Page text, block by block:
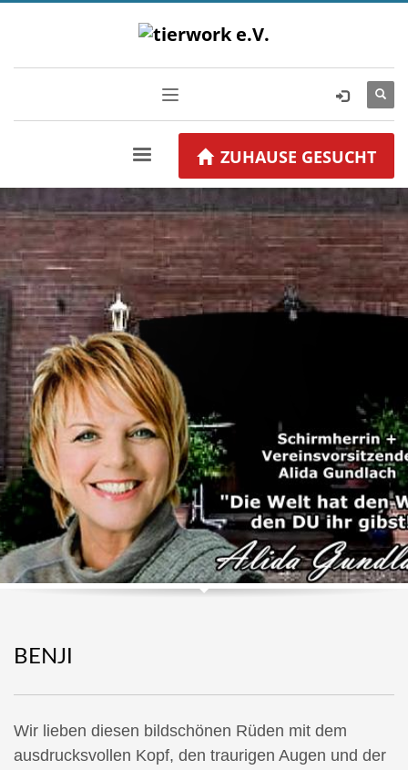
ZUHAUSE GESUCHT
BENJI
Wir lieben diesen bildschönen Rüden mit dem
ausdrucksvollen Kopf, den traurigen Augen und der